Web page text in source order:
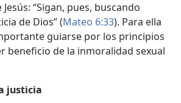
“Sigan, pues, buscando
de Dios” (Mateo 6:33). Para ella
guiarse por los principios
beneficio de la inmoralidad sexual
justicia